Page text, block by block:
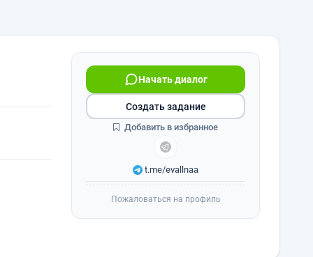
Начать диалог
t.me/evallnaa
Создать задание
Добавить в избранное
Пожаловаться на профиль